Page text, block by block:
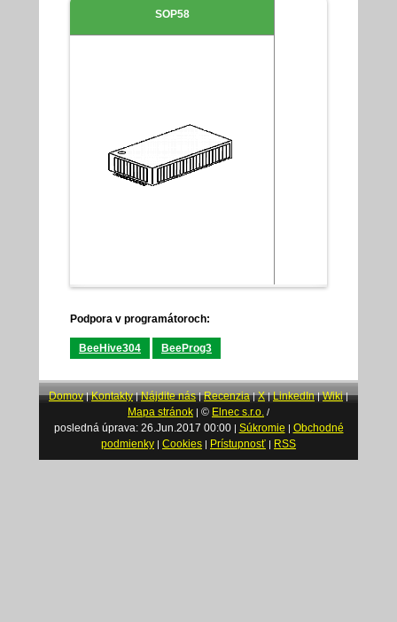
SOP58
Podpora v programátoroch:
BeeHive304 BeeProg3
Domov|Kontakty|Nájdite nás|Recenzia|X|LinkedIn|Wiki|
Mapa stránok | © Elnec s.r.o. /
posledná úprava: 26.Jun.2017 00:00| Súkromie | Obchodné
podmienky | Cookies | Prístupnosť | RSS